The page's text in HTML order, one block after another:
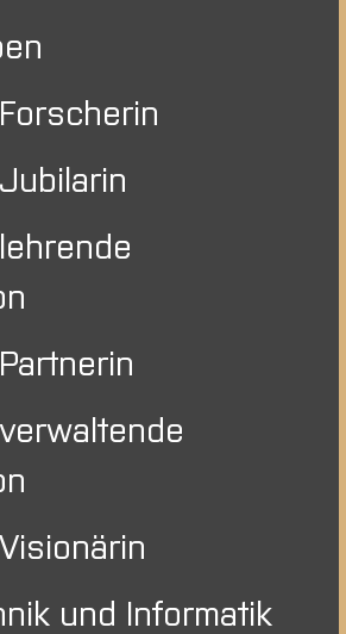
und Informatik